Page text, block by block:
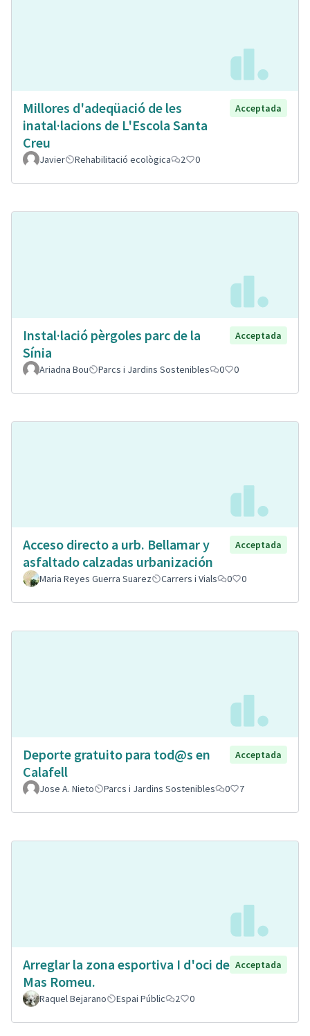
Millores d'adeqüació de les
inatal·lacions de L'Escola Santa
Creu
Acceptada
Javier Rehabilitació ecològica 2 0
Instal·lació pèrgoles parc de la
Sínia
Acceptada
Ariadna Bou Parcs i Jardins Sostenibles 0 0
Acceso directo a urb. Bellamar y
asfaltado calzadas urbanización
Acceptada
Maria Reyes Guerra Suarez Carrers i Vials 0 0
Deporte gratuito para tod@s en
Calafell
Acceptada
Jose A. Nieto Parcs i Jardins Sostenibles 0 7
Arreglar la zona esportiva I d'oci de
Mas Romeu.
Acceptada
Raquel Bejarano Espai Públic 2 0